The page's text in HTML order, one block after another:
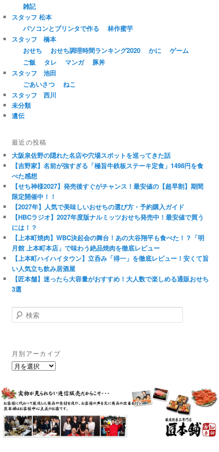
雑記
スタッフ 松本
パソコンとプリンタで作る
林作蜜芋
スタッフ 橋本
おせち
おせち調理時間ランキング2020 かに
ゲーム
ご飯
タレ マンガ
豚丼
スタッフ 池田
ごあいさつ
ねこ
スタッフ 西川
未分類
遺伝
最近の投稿
大阪泉佐野の隠れた名店や穴場スポットを巡ってきた話
【吉野家】名前が強すぎる「極旨牛鉄板ステーキ定食」1498円を食
べた感想
【せち神様2027】発売後すぐがチャンス！最安値の【超早割】期間
限定開催中！！
【2027年】人気で美味しいおせちの選び方・予約購入ガイド
【HBCラジオ】2027年度版ナルミッツおせち発売中！最安値で買う
には！？
【上本町焼肉】WBC決起会の舞台！あの大谷翔平も食べた！？「明
月館 上本町本店」で味わう絶品焼肉を徹底レビュー
【上本町ハイハイタウン】立呑み「得一」を徹底レビュー！安くて旨
い人気立ち飲み居酒屋
【匠本舗】迷ったら大容量がおすすめ！大人数で楽しめる通販おせち
3選
検
索
月別アーカイブ
月
ー
カ
イ
ブ